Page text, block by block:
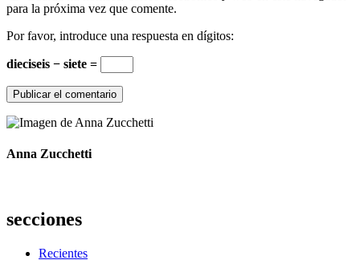
para la próxima vez que comente.
Por favor, introduce una respuesta en dígitos:
dieciseis − siete =
Anna Zucchetti
secciones
Recientes